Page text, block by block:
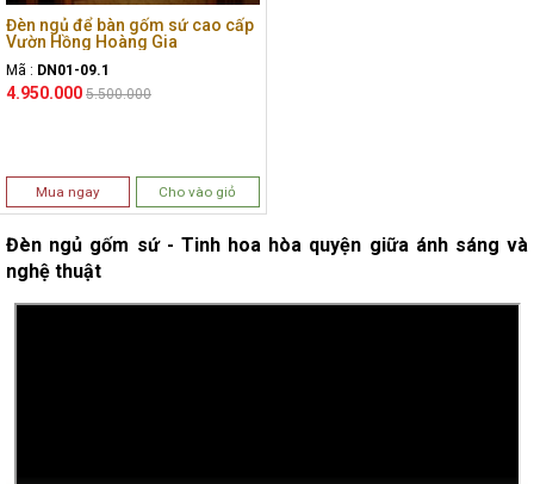
Đèn ngủ để bàn gốm sứ cao cấp
Vườn Hồng Hoàng Gia
Mã : DN01-09.1
4.950.000 5.500.000
Mua ngay Cho vào giỏ
Đèn ngủ gốm sứ - Tinh hoa hòa quyện giữa ánh sáng và
nghệ thuật